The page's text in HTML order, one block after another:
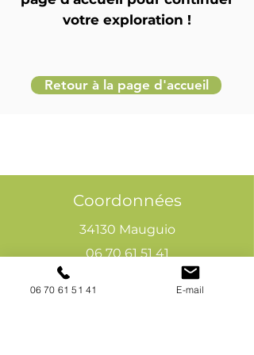
votre exploration !
Retour à la page d'accueil
Coordonnées
34130 Mauguio
06 70 61 51 41
cogivia@gmail.com
06 70 61 51 41 E-mail